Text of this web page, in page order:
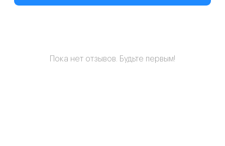
Пока нет отзывов. Будьте первым!